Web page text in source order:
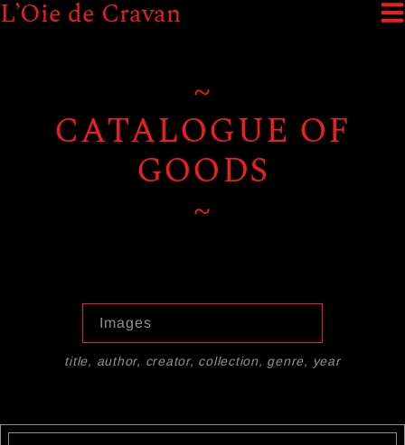
L’Oie de Cravan
~
CATALOGUE OF
GOODS
~
title, author, creator, collection, genre, year